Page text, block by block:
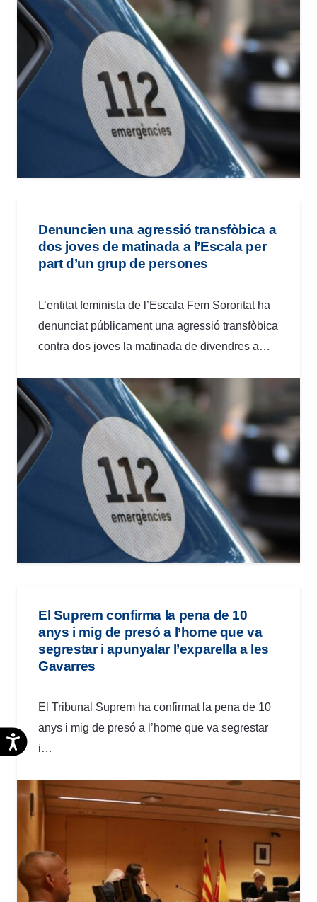
Accesibilidad
Denuncien una agressió transfòbica a
dos joves de matinada a l’Escala per
part d’un grup de persones
L’entitat feminista de l’Escala Fem Sororitat ha
denunciat públicament una agressió transfòbica
contra dos joves la matinada de divendres a…
El Suprem confirma la pena de 10
anys i mig de presó a l’home que va
segrestar i apunyalar l’exparella a les
Gavarres
El Tribunal Suprem ha confirmat la pena de 10
anys i mig de presó a l’home que va segrestar
i…